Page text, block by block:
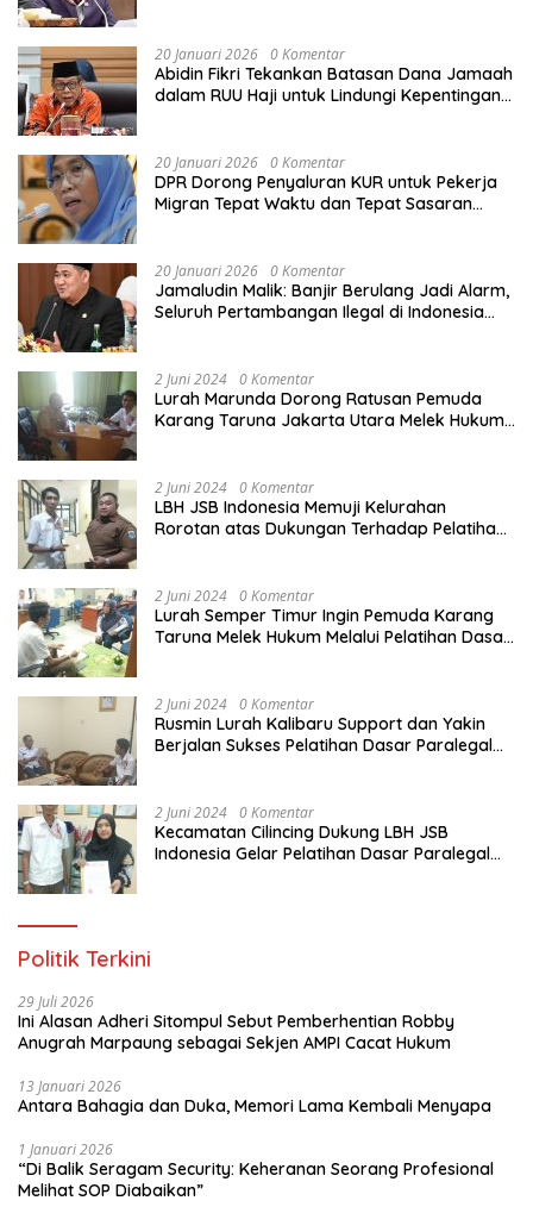
20 Januari 2026 0 Komentar
Abidin Fikri Tekankan Batasan Dana Jamaah
dalam RUU Haji untuk Lindungi Kepentingan
20 Januari 2026 0 Komentar
DPR Dorong Penyaluran KUR untuk Pekerja
Migran Tepat Waktu dan Tepat Sasaran
20 Januari 2026 0 Komentar
Jamaludin Malik: Banjir Berulang Jadi Alarm,
Seluruh Pertambangan Ilegal di Indonesia
2 Juni 2024 0 Komentar
Lurah Marunda Dorong Ratusan Pemuda
Karang Taruna Jakarta Utara Melek Hukum
2 Juni 2024 0 Komentar
LBH JSB Indonesia Memuji Kelurahan
Rorotan atas Dukungan Terhadap Pelatihan
2 Juni 2024 0 Komentar
Lurah Semper Timur Ingin Pemuda Karang
Taruna Melek Hukum Melalui Pelatihan Dasar
2 Juni 2024 0 Komentar
Rusmin Lurah Kalibaru Support dan Yakin
Berjalan Sukses Pelatihan Dasar Paralegal
2 Juni 2024 0 Komentar
Kecamatan Cilincing Dukung LBH JSB
Indonesia Gelar Pelatihan Dasar Paralegal
Politik Terkini
29 Juli 2026
Ini Alasan Adheri Sitompul Sebut Pemberhentian Robby
Anugrah Marpaung sebagai Sekjen AMPI Cacat Hukum
13 Januari 2026
Antara Bahagia dan Duka, Memori Lama Kembali Menyapa
1 Januari 2026
“Di Balik Seragam Security: Keheranan Seorang Profesional
Melihat SOP Diabaikan”